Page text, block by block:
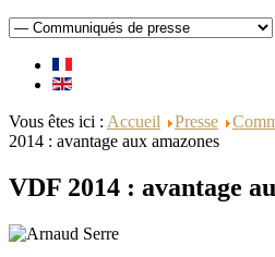
Vous êtes ici : Accueil Presse
2014 : avantage aux amazones
VDF 2014 : avantage